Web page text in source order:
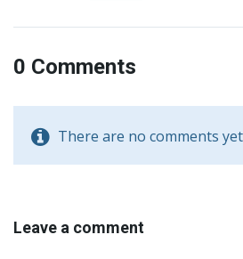
0 Comments
There are no comments yet
Leave a comment